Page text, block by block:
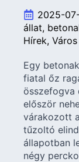
2025-
állat
Hírek Város
Egy
fiatal őz
összefogva
először
várakozott
tűzoltó
állapotban
négy